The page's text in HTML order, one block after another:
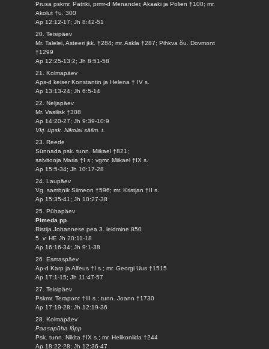
Prusa pskmr. Patriki, prmr-d Menander, Akaaki ja Polien †100; mr.
Akolut †u. 300
Ap 12:12-17; Jh 8:42-51
20. Teisipäev
Mr. Talelei, Asteeri jkk. †284; mr. Askla †287; Pihkva õu. Dovmont
†1299
Ap 12:25-13:2; Jh 8:51-58
21. Kolmapäev
Aps-d keiser Konstantin ja Helena † IV s.
Ap 13:13-24; Jh 6:5-14
22. Neljapäev
Mr. Vasilisk †308
Ap 14:20-27; Jh 9:39-10:9
Vkj. üpsk. Nikolai säilm. t.
23. Reede
Sünnada psk. tunn. Miikael †821;
salvitooja Maria †I s.; vgmr. Miikael †IX s.
Ap 15:5-34; Jh 10:17-28
24. Laupäev
Vg. sambnik Siimeon †596; mr. Kristjan †II s.
Ap 15:35-41; Jh 10:27-38
25. Pühapäev
Pimeda pp.
Ristija Johannese pea 3. leidmine 850
5. v. HE Jh 20:11-18
Ap 16:16-34; Jh 9:1-38
26. Esmaspäev
Ap-d Karp ja Alfeus †I s.; mr. Georgi Uus †1515
Ap 17:1-15; Jh 11:47-57
27. Teisipäev
Pskmr. Terapont †III s.; tunn. Joann †1730
Ap 17:19-28; Jh 12:19-36
28. Kolmapäev
Paasapüha lõpp
Psk. tunn. Nikita †IX s.; mr. Helikoniida †244
Ap 18:22-28; Jh 12:36-47